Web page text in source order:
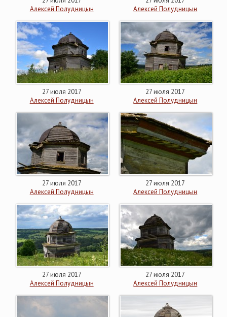
Алексей Полудницын
Алексей Полудницын
27 июля 2017
Алексей Полудницын
27 июля 2017
Алексей Полудницын
27 июля 2017
Алексей Полудницын
27 июля 2017
Алексей Полудницын
27 июля 2017
Алексей Полудницын
27 июля 2017
Алексей Полудницын